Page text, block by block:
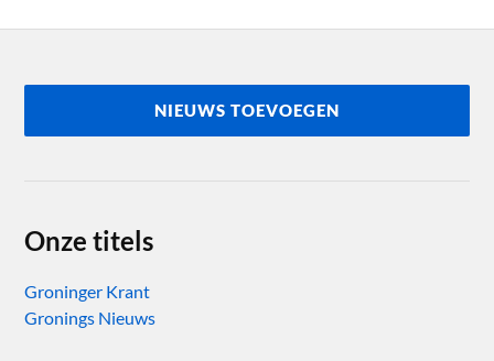
NIEUWS TOEVOEGEN
Onze titels
Groninger Krant
Gronings Nieuws